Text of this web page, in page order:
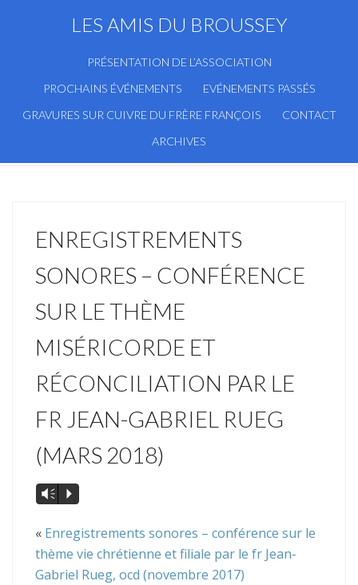
LES AMIS DU BROUSSEY
PRÉSENTATION DE L’ASSOCIATION
PROCHAINS ÉVÉNEMENTS
EVÉNEMENTS PASSÉS
GRAVURES SUR CUIVRE DU FRÈRE FRANÇOIS
CONTACT
ARCHIVES
ENREGISTREMENTS
SONORES – CONFÉRENCE
SUR LE THÈME
MISÉRICORDE ET
RÉCONCILIATION PAR LE
FR JEAN-GABRIEL RUEG
(MARS 2018)
Vm P
« Enregistrements sonores – conférence sur le
thème vie chrétienne et filiale par le fr Jean-
Gabriel Rueg, ocd (novembre 2017)